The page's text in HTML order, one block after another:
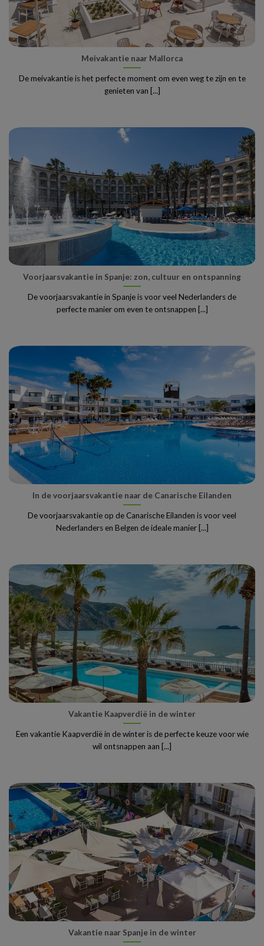
Meivakantie naar Mallorca
De meivakantie is het perfecte moment om even weg te zijn en te
genieten van [...]
Voorjaarsvakantie in Spanje: zon, cultuur en ontspanning
De voorjaarsvakantie in Spanje is voor veel Nederlanders de
perfecte manier om even te ontsnappen [...]
In de voorjaarsvakantie naar de Canarische Eilanden
De voorjaarsvakantie op de Canarische Eilanden is voor veel
Nederlanders en Belgen de ideale manier [...]
Vakantie Kaapverdië in de winter
Een vakantie Kaapverdië in de winter is de perfecte keuze voor wie
wil ontsnappen aan [...]
Vakantie naar Spanje in de winter